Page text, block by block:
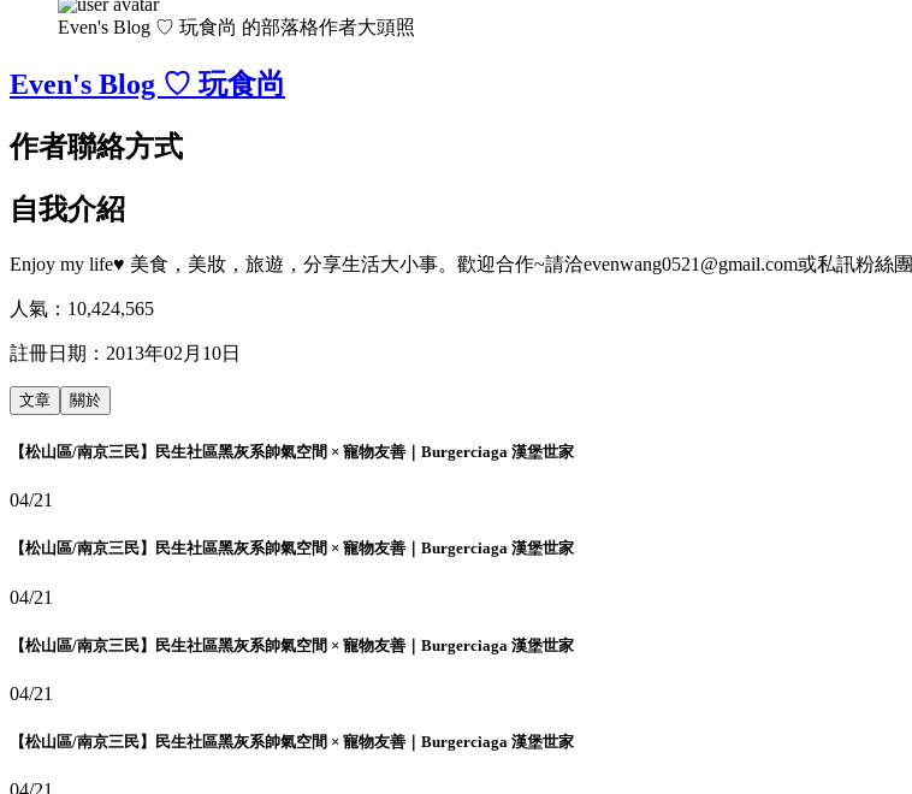
Even's Blog ♡ 玩食尚 的部落格作者大頭照
Even's Blog ♡ 玩食尚
作者聯絡方式
自我介紹
Enjoy my life♥ 美食，美妝，旅遊，分享生活大小事。歡迎合作~請洽evenwang0521@gmail.com或私訊粉絲團
人氣： 10,424,565
註冊日期： 2013年02月10日
文章 關於
【松山區/南京三民】民生社區黑灰系帥氣空間 × 寵物友善｜Burgerciaga 漢堡世家
04/21
【松山區/南京三民】民生社區黑灰系帥氣空間 × 寵物友善｜Burgerciaga 漢堡世家
04/21
【松山區/南京三民】民生社區黑灰系帥氣空間 × 寵物友善｜Burgerciaga 漢堡世家
04/21
【松山區/南京三民】民生社區黑灰系帥氣空間 × 寵物友善｜Burgerciaga 漢堡世家